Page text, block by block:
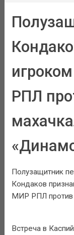
РПЛ
Полузащитник
Кондаков
МИР РПЛ против
Встреча в